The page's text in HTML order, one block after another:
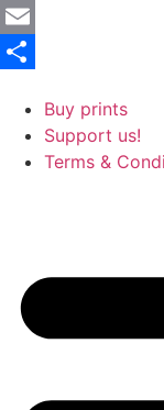
Mastodon
Email
Buy prints
Support us!
Terms &